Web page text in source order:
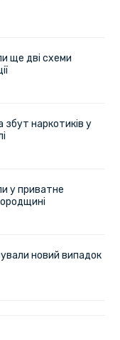
ще дві схеми
наркотиків у
у приватне
новий випадок